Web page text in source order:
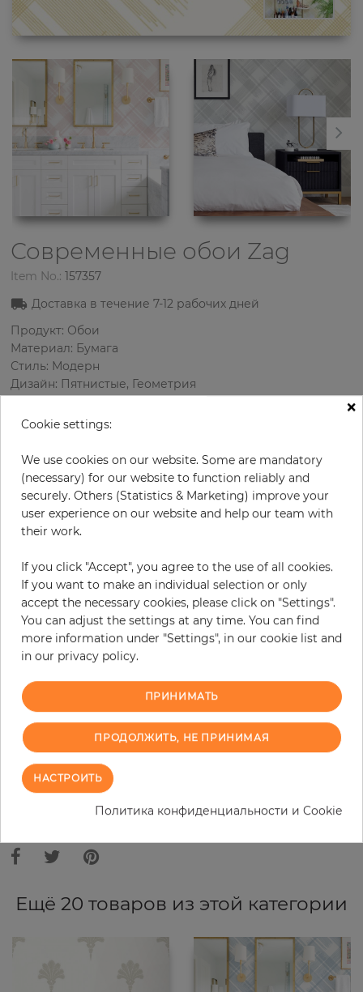
Современные обои Zag
Item No.: 157357
Доставка в течение7-12 рабочих дней
Продукт: Обои
Материал: Бумага
Стиль: Модерн
Дизайн: Пятнистые, Геометрия
Раппорт вертикальный: 53.3 см
Цвет
Белый
Цвет узора : Желтый
19% НДС включительно + Доставка
Цена за м² - 14,21 €
Do you need glue?
−
ЗАКАЗАТЬ ОБРАЗЕЦ
характеристиками компьютерной техники, цвета и оттенки
Ещё 20 товаров из этой категории
×
Cookie settings:
We use cookies on our website. Some are mandatory
(necessary) for our website to function reliably and
securely. Others (Statistics & Marketing) improve your
user experience on our website and help our team with
their work.
If you click "Accept", you agree to the use of all cookies.
If you want to make an individual selection or only
accept the necessary cookies, please click on "Settings".
You can adjust the settings at any time. You can find
more information under "Settings", in our cookie list and
in our privacy policy.
ПРИНИМАТЬ
ПРОДОЛЖИТЬ, НЕ ПРИНИМАЯ
НАСТРОИТЬ
Политика конфиденциальности и Cookie